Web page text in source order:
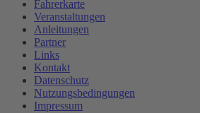
Fahrerkarte
Veranstaltungen
Anleitungen
Partner
Links
Kontakt
Datenschutz
Nutzungsbedingungen
Impressum